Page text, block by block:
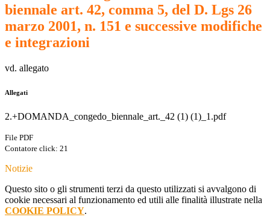
biennale art. 42, comma 5, del D. Lgs 26
marzo 2001, n. 151 e successive modifiche
e integrazioni
vd. allegato
Allegati
2.+DOMANDA_congedo_biennale_art._42 (1) (1)_1.pdf
File PDF
Contatore click: 21
Notizie
Questo sito o gli strumenti terzi da questo utilizzati si avvalgono di
cookie necessari al funzionamento ed utili alle finalità illustrate nella
COOKIE POLICY.